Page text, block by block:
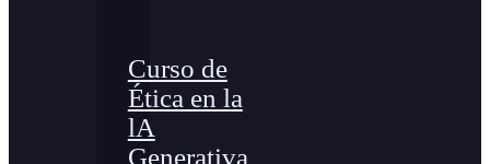
Curso de
Ética en la
lA
Generativa